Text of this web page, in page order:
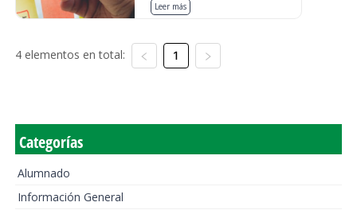
Leer más
4 elementos en total: 1
Categorías
Alumnado
Información General